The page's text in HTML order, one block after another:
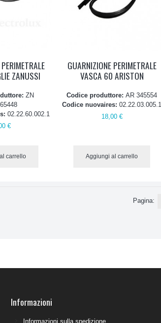
ZANUSSI
ZN
02.22.60.002.1
€
carrello
GUARNIZIONE PERIMETRALE
VASCA 60 ARISTON
Codice produttore:AR 345554
Codice nuovaires:02.22.03.005.1
18,00 €
Aggiungi al carrello
Pagina:
Informazioni
Informazioni sulla spedizione